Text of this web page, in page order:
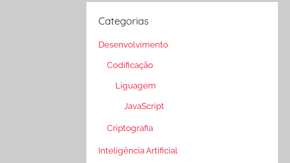
Categorias
Desenvolvimento
Codificação
Liguagem
JavaScript
Criptografia
Inteligência Artificial